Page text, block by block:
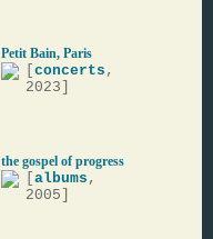
Petit Bain, Paris
concerts ,
2023]
the gospel of progress
albums ,
2005]